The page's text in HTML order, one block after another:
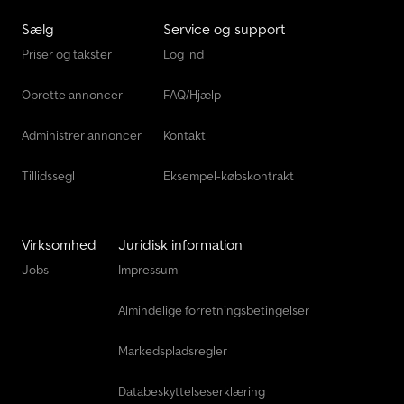
Sælg
Priser og takster
Oprette annoncer
Administrer annoncer
Tillidssegl
Service og support
Log ind
FAQ/Hjælp
Kontakt
Eksempel-købskontrakt
Virksomhed
Jobs
Juridisk information
Impressum
Almindelige forretningsbetingelser
Markedspladsregler
Databeskyttelseserklæring